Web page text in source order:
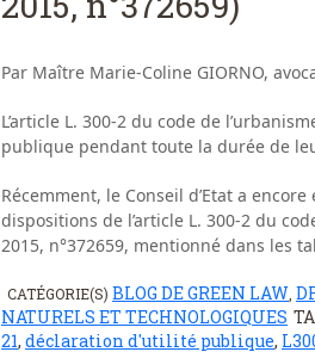
Par Maître Marie-Coline GIORNO,
L’article L. 300-2 du code de
publique pendant toute la durée de
Récemment, le Conseil d’Etat a
dispositions de l’article L. 300-2 du
2015, n°372659, mentionné dans les
CATÉGORIE(S) BLOG DE GREEN LAW
NATURELS ET TECHNOLOGIQUES
21, déclaration d'utilité publique,